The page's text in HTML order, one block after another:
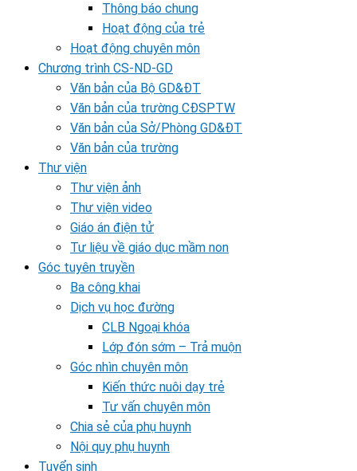
Thông báo chung
Hoạt động của trẻ
Hoạt động chuyên môn
Chương trình CS-ND-GD
Văn bản của Bộ GD&ĐT
Văn bản của trường CĐSPTW
Văn bản của Sở/Phòng GD&ĐT
Văn bản của trường
Thư viện
Thư viện ảnh
Thư viện video
Giáo án điện tử
Tư liệu về giáo dục mầm non
Góc tuyên truyền
Ba công khai
Dịch vụ học đường
CLB Ngoại khóa
Lớp đón sớm – Trả muộn
Góc nhìn chuyên môn
Kiến thức nuôi dạy trẻ
Tư vấn chuyên môn
Chia sẻ của phụ huynh
Nội quy phụ huynh
Tuyển sinh